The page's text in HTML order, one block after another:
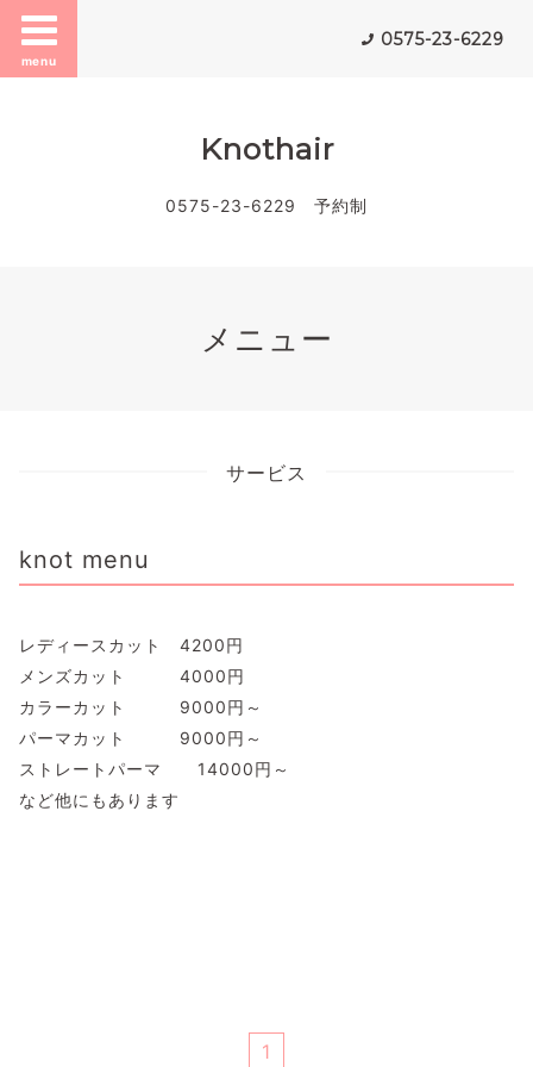
menu
0575-23-6229
Knothair
0575-23-6229 予約制
メニュー
サービス
knot menu
レディースカット 4200円
メンズカット 4000円
カラーカット 9000円～
パーマカット 9000円～
ストレートパーマ 14000円～
など他にもあります
1